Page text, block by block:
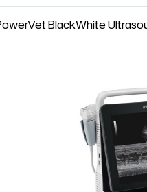
BlackWhite